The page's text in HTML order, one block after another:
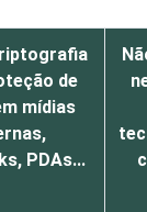
de
mídias
PDAs...